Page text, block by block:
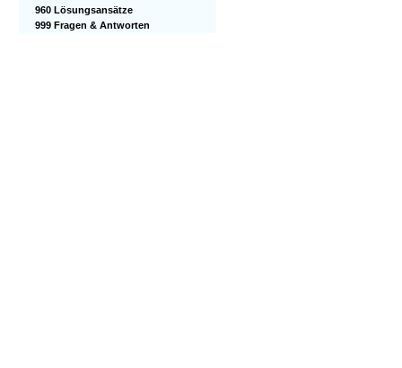
960 Lösungsansätze
999 Fragen & Antworten